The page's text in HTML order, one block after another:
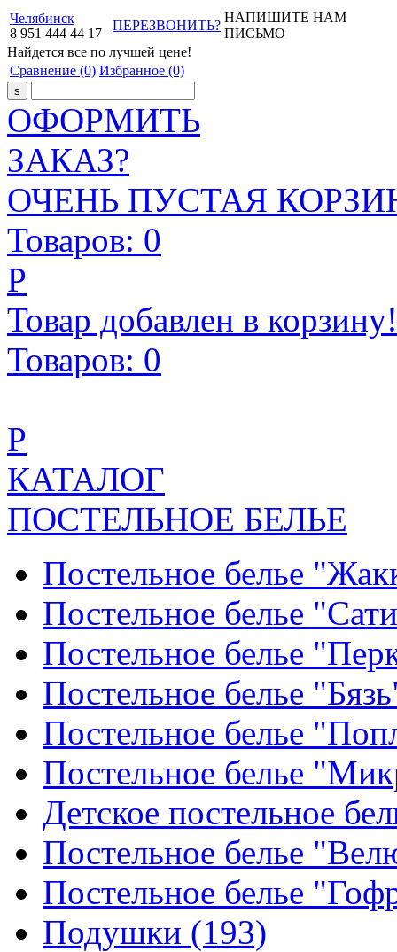
Челябинск
8 951 444 44 17
ПЕРЕЗВОНИТЬ?
НАПИШИТЕ НАМ
ПИСЬМО
Найдется все по лучшей цене!
Сравнение (0) Избранное (0)
ОФОРМИТЬ
ЗАКАЗ?
ОЧЕНЬ ПУСТАЯ
Товаров: 0
Р
Товар добавлен в корзину!
Товаров: 0
Р
КАТАЛОГ
ПОСТЕЛЬНОЕ БЕЛЬЕ
Постельное белье
Постельное белье
Постельное белье
Постельное белье
Постельное белье
Постельное белье
Детское постельное
Постельное белье
Постельное белье
Подушки (193)